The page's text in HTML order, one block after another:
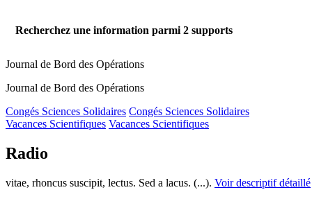
Recherchez une information parmi 2 supports
Journal de Bord des Opérations
Journal de Bord des Opérations
Congés Sciences Solidaires Congés Sciences Solidaires
Vacances Scientifiques Vacances Scientifiques
Radio
vitae, rhoncus suscipit, lectus. Sed a lacus. (...). Voir descriptif détaillé